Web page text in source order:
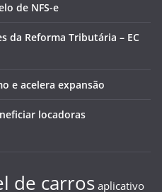
de NFS-e
da Reforma Tributária – EC
e acelera expansão
locadoras
de carros aplicativo